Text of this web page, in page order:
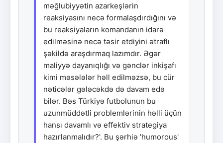
məğlubiyyətin azarkeşlərin
reaksiyasını necə formalaşdırdığını və
bu reaksiyaların komandanın idarə
edilməsinə necə təsir etdiyini ətraflı
şəkildə araşdırmaq lazımdır. Əgər
maliyyə dayanıqlığı və gənclər inkişafı
kimi məsələlər həll edilməzsə, bu cür
nəticələr gələcəkdə də davam edə
bilər. Bəs Türkiyə futbolunun bu
uzunmüddətli problemlərinin həlli üçün
hansı davamlı və effektiv strategiya
hazırlanmalıdır?'. Bu şərhiə 'humorous'